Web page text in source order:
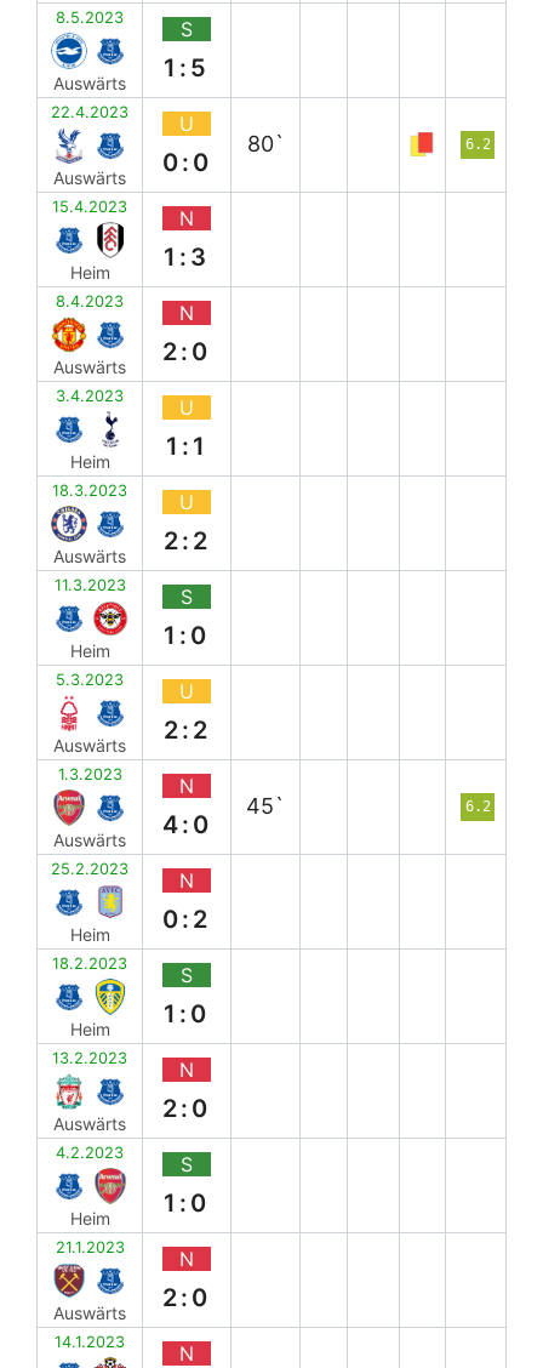
8.5.2023
Auswärts
S
1:5
22.4.2023
Auswärts
U
0:0
80` 6.2
15.4.2023
Heim
N
1:3
8.4.2023
Auswärts
N
2:0
3.4.2023
Heim
U
1:1
18.3.2023
Auswärts
U
2:2
11.3.2023
Heim
S
1:0
5.3.2023
Auswärts
U
2:2
1.3.2023
Auswärts
N
4:0
45` 6.2
25.2.2023
Heim
N
0:2
18.2.2023
Heim
S
1:0
13.2.2023
Auswärts
N
2:0
4.2.2023
Heim
S
1:0
21.1.2023
Auswärts
N
2:0
14.1.2023 N